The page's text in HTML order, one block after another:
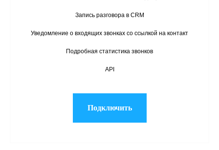
Запись разговора в CRM
Уведомление о входящих звонках со ссылкой на контакт
Подробная статистика звонков
API
Подключить